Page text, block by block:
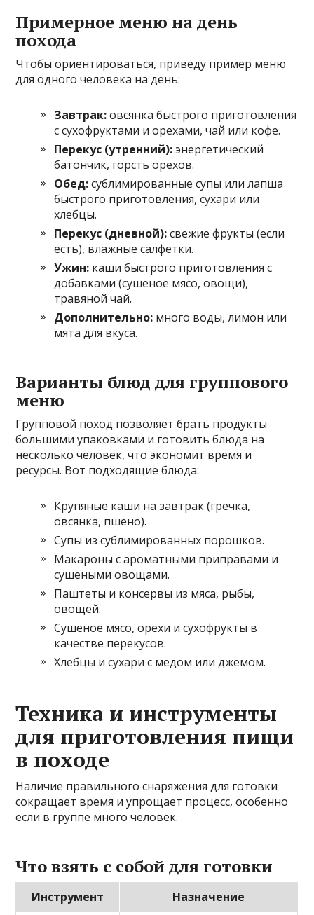
Примерное меню на день
похода
Чтобы ориентироваться, приведу пример меню
для одного человека на день:
Завтрак:овсянка быстрого приготовления
с сухофруктами и орехами, чай или кофе.
Перекус (утренний):энергетический
батончик, горсть орехов.
Обед:сублимированные супы или лапша
быстрого приготовления, сухари или
хлебцы.
Перекус (дневной):свежие фрукты (если
есть), влажные салфетки.
Ужин: каши быстрого приготовления с
добавками (сушеное мясо, овощи),
травяной чай.
Дополнительно: много воды, лимон или
мята для вкуса.
Варианты блюд для группового
меню
Групповой поход позволяет брать продукты
большими упаковками и готовить блюда на
несколько человек, что экономит время и
ресурсы. Вот подходящие блюда:
Крупяные каши на завтрак (гречка,
овсянка, пшено).
Супы из сублимированных порошков.
Макароны с ароматными приправами и
сушеными овощами.
Паштеты и консервы из мяса, рыбы,
овощей.
Сушеное мясо, орехи и сухофрукты в
качестве перекусов.
Хлебцы и сухари с медом или джемом.
Техника и инструменты
для приготовления пищи
в походе
Наличие правильного снаряжения для готовки
сокращает время и упрощает процесс, особенно
если в группе много человек.
Что взять с собой для готовки
Инструмент
Назначение